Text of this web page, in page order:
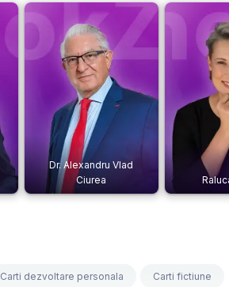
Dr. Alexandru Vlad
Ciurea
Carti dezvoltare personala Carti fictiune